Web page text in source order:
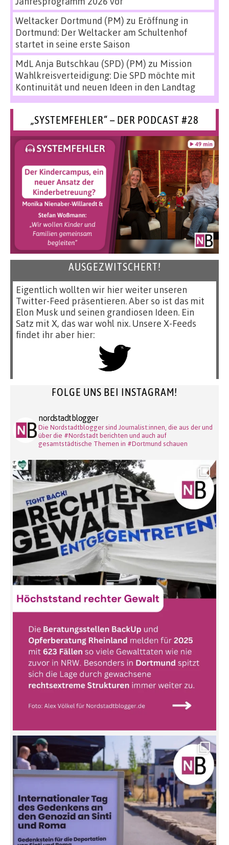
Weltacker Dortmund (PM) zu Eröffnung in
Dortmund: Der Weltacker am Schultenhof
startet in seine erste Saison
MdL Anja Butschkau (SPD) (PM) zu Mission
Wahlkreisverteidigung: Die SPD möchte mit
Kontinuität und neuen Ideen in den Landtag
„SYSTEMFEHLER“ – DER PODCAST #28
AUSGEZWITSCHERT!
Eigentlich wollten wir hier weiter unseren
Twitter-Feed präsentieren. Aber so ist das mit
Elon Musk und seinen grandiosen Ideen. Ein
Satz mit X, das war wohl nix. Unsere X-Feeds
findet ihr aber hier:
FOLGE UNS BEI INSTAGRAM!
nordstadtblogger
Die Nordstadtblogger sind Journalist:innen, die aus der und
über die #Nordstadt berichten und auch auf
gesamtstädtische Themen in #Dortmund schauen